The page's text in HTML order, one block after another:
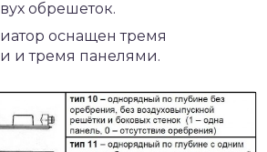
обрешеток.
оснащен тремя
и тремя панелями.